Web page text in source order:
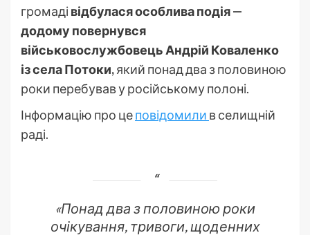
громаді відбулася особлива подія —
додому повернувся
військовослужбовець Андрій Коваленко
із села Потоки,який понад два з половиною
роки перебував у російському полоні.
Інформацію про цеповідомили в селищній
раді.
«Понад два з половиною роки
очікування, тривоги, щоденних